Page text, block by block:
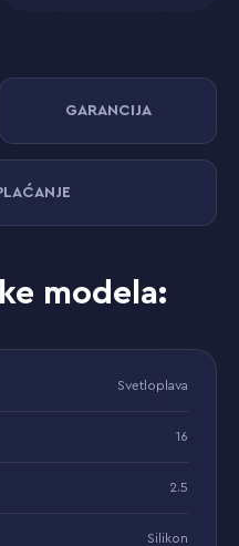
GARANCIJA
modela:
Svetloplava
16
2.5
Silikon